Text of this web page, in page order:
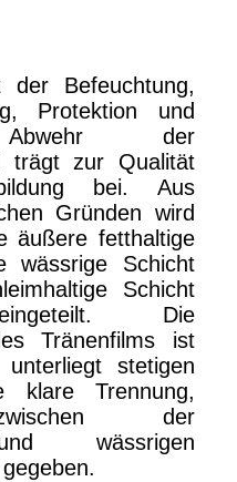
der Befeuchtung,
Protektion und
Abwehr der
trägt zur Qualität
bei. Aus
Gründen wird
äußere fetthaltige
wässrige Schicht
Schicht
Die
Tränenfilms ist
stetigen
klare Trennung,
der
wässrigen